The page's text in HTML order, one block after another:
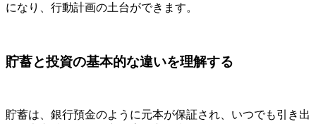
になり、行動計画の土台ができます。
貯蓄と投資の基本的な違いを理解する
貯蓄は、銀行預金のように元本が保証され、いつでも引き出